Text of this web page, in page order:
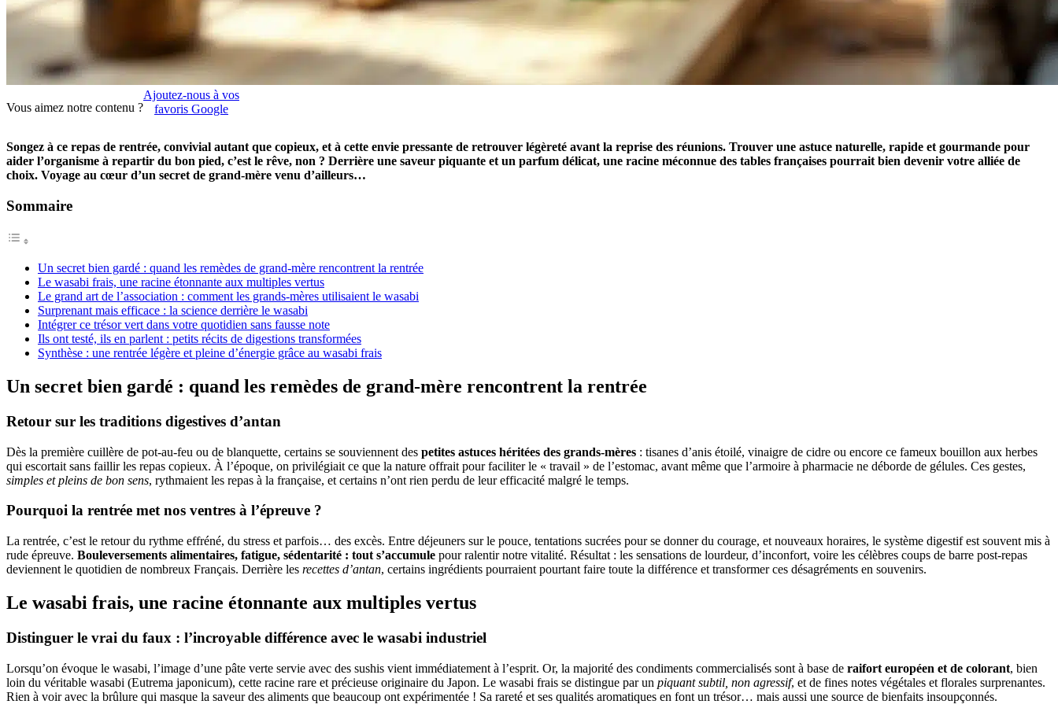
Vous aimez notre contenu ?
Ajoutez-nous à vos
favoris Google
Songez à ce repas de rentrée, convivial autant que copieux, et à cette envie pressante de retrouver légèreté avant la reprise des réunions. Trouver une astuce naturelle, rapide et gourmande pour
aider l’organisme à repartir du bon pied, c’est le rêve, non ? Derrière une saveur piquante et un parfum délicat, une racine méconnue des tables françaises pourrait bien devenir votre alliée de
choix. Voyage au cœur d’un secret de grand-mère venu d’ailleurs…
Sommaire
Un secret bien gardé : quand les remèdes de grand-mère rencontrent la rentrée
Le wasabi frais, une racine étonnante aux multiples vertus
Le grand art de l’association : comment les grands-mères utilisaient le wasabi
Surprenant mais efficace : la science derrière le wasabi
Intégrer ce trésor vert dans votre quotidien sans fausse note
Ils ont testé, ils en parlent : petits récits de digestions transformées
Synthèse : une rentrée légère et pleine d’énergie grâce au wasabi frais
Un secret bien gardé : quand les remèdes de grand-mère rencontrent la rentrée
Retour sur les traditions digestives d’antan
Dès la première cuillère de pot-au-feu ou de blanquette, certains se souviennent des petites astuces héritées des grands-mères : tisanes d’anis étoilé, vinaigre de cidre ou encore ce fameux bouillon aux herbes
qui escortait sans faillir les repas copieux. À l’époque, on privilégiait ce que la nature offrait pour faciliter le « travail » de l’estomac, avant même que l’armoire à pharmacie ne déborde de gélules. Ces gestes,
simples et pleins de bon sens, rythmaient les repas à la française, et certains n’ont rien perdu de leur efficacité malgré le temps.
Pourquoi la rentrée met nos ventres à l’épreuve ?
La rentrée, c’est le retour du rythme effréné, du stress et parfois… des excès. Entre déjeuners sur le pouce, tentations sucrées pour se donner du courage, et nouveaux horaires, le système digestif est souvent mis à
rude épreuve. Bouleversements alimentaires, fatigue, sédentarité : tout s’accumule pour ralentir notre vitalité. Résultat : les sensations de lourdeur, d’inconfort, voire les célèbres coups de barre post-repas
deviennent le quotidien de nombreux Français. Derrière les recettes d’antan, certains ingrédients pourraient pourtant faire toute la différence et transformer ces désagréments en souvenirs.
Le wasabi frais, une racine étonnante aux multiples vertus
Distinguer le vrai du faux : l’incroyable différence avec le wasabi industriel
Lorsqu’on évoque le wasabi, l’image d’une pâte verte servie avec des sushis vient immédiatement à l’esprit. Or, la majorité des condiments commercialisés sont à base de raifort européen et de colorant, bien
loin du véritable wasabi (Eutrema japonicum), cette racine rare et précieuse originaire du Japon. Le wasabi frais se distingue par un piquant subtil, non agressif, et de fines notes végétales et florales surprenantes.
Rien à voir avec la brûlure qui masque la saveur des aliments que beaucoup ont expérimentée ! Sa rareté et ses qualités aromatiques en font un trésor… mais aussi une source de bienfaits insoupçonnés.